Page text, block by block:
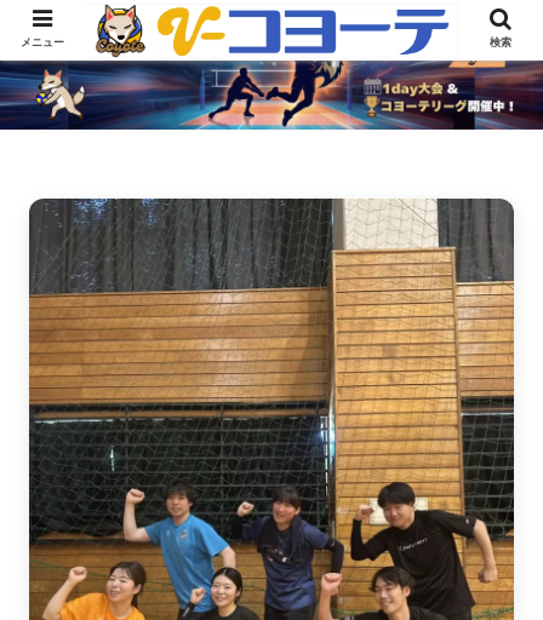
メニュー 検索